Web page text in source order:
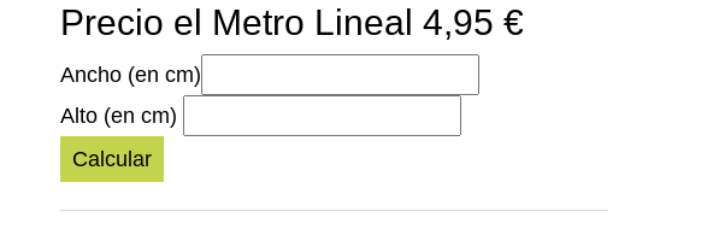
Precio el Metro Lineal 4,95 €
Ancho (en cm)
Alto (en cm)
Calcular